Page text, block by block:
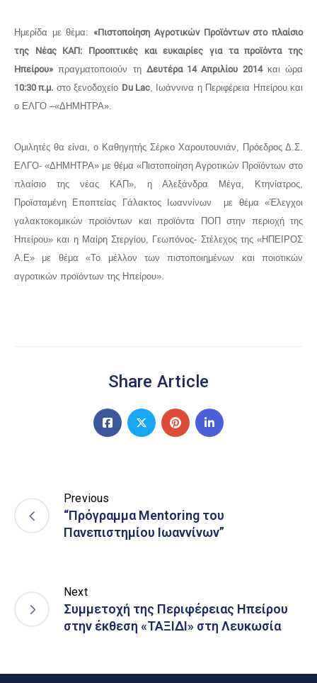
Ημερίδα με θέμα:«Πιστοποίηση Αγροτικών Προϊόντων στο πλαίσιο
της Νέας ΚΑΠ: Προοπτικές και ευκαιρίες για τα προϊόντα της
Ηπείρου» πραγματοποιούν τη Δευτέρα 14 Απριλίου 2014και ώρα
10:30 π.μ. στο ξενοδοχείο Du Lac , Ιωάννινα η Περιφέρεια Ηπείρου και
ο ΕΛΓΟ –«ΔΗΜΗΤΡΑ».
Ομιλητές θα είναι, ο Καθηγητής Σέρκο Χαρουτουνιάν, Πρόεδρος Δ.Σ.
ΕΛΓΟ- «ΔΗΜΗΤΡΑ» με θέμα «Πιστοποίηση Αγροτικών Προϊόντων στο
πλαίσιο της νέας ΚΑΠ», η Αλεξάνδρα Μέγα, Κτηνίατρος,
Προϊσταμένη Εποπτείας Γάλακτος Ιωαννίνων με θέμα «Έλεγχοι
γαλακτοκομικών προϊόντων και προϊόντα ΠΟΠ στην περιοχή της
Ηπείρου» και η Μαίρη Στεργίου, Γεωπόνος- Στέλεχος της «ΗΠΕΙΡΟΣ
Α.Ε» με θέμα «Το μέλλον των πιστοποιημένων και ποιοτικών
αγροτικών προϊόντων της Ηπείρου».
Share Article
Previous
“Πρόγραμμα Mentoring του
Πανεπιστημίου Ιωαννίνων”
Next
Συμμετοχή της Περιφέρειας Ηπείρου
στην έκθεση «ΤΑΞΙΔΙ» στη Λευκωσία